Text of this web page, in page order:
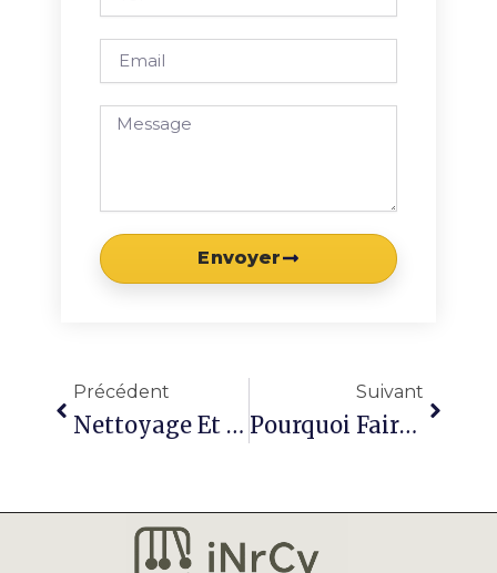
Message
Envoyer
Précédent
Nettoyage Et Assainissement À Saint-Laurent-Blangy : Retrouvez Un Environnement Propre Et Sain
Suivant
Pourquoi Faire Appel À Un Professionnel Pour La Désinsectisation Beaurains ?